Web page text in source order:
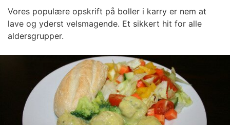
Vores populære opskrift på boller i karry er nem at
lave og yderst velsmagende. Et sikkert hit for alle
aldersgrupper.